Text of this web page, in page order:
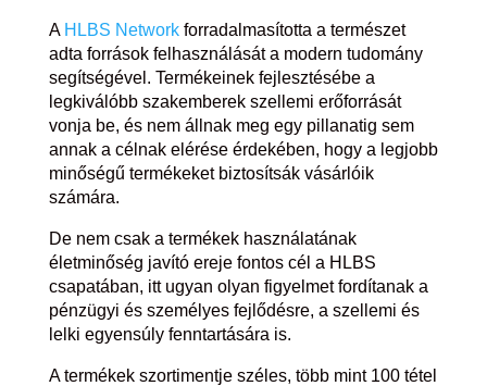
A HLBS Networkforradalmasította a természet
adta források felhasználását a modern tudomány
segítségével. Termékeinek fejlesztésébe a
legkiválóbb szakemberek szellemi erőforrását
vonja be, és nem állnak meg egy pillanatig sem
annak a célnak elérése érdekében, hogy a legjobb
minőségű termékeket biztosítsák vásárlóik
számára.
De nem csak a termékek használatának
életminőség javító ereje fontos cél a HLBS
csapatában, itt ugyan olyan figyelmet fordítanak a
pénzügyi és személyes fejlődésre, a szellemi és
lelki egyensúly fenntartására is.
A termékek szortimentje széles, több mint 100 tétel